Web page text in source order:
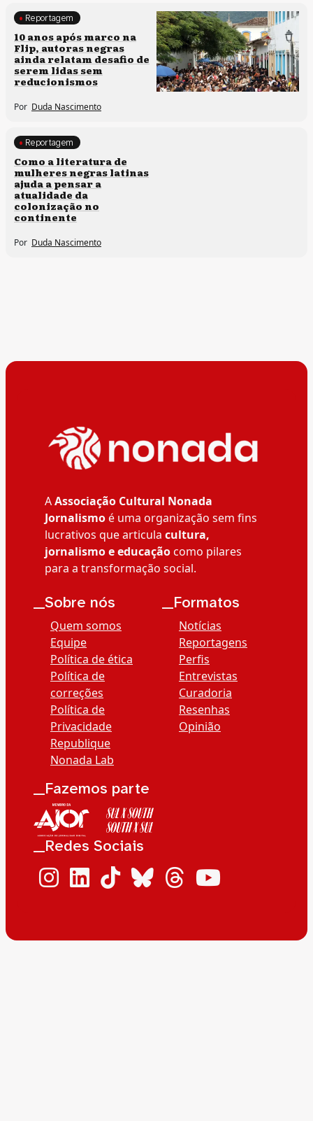
Processos artísticos
Reportagem
10 anos após marco na
Flip, autoras negras
ainda relatam desafio de
serem lidas sem
reducionismos
Por Duda Nascimento
Direitos humanos
Reportagem
Como a literatura de
mulheres negras latinas
ajuda a pensar a
atualidade da
colonização no
continente
Por Duda Nascimento
AAssociação Cultural Nonada
Jornalismoé uma organização sem fins
lucrativos que articula cultura,
jornalismo e educaçãocomo pilares
para a transformação social.
__Sobre nós
Quem somos
Equipe
Política de ética
Política de
correções
Política de
Privacidade
Republique
Nonada Lab
__Formatos
Notícias
Reportagens
Perfis
Entrevistas
Curadoria
Resenhas
Opinião
__Fazemos parte
__Redes Sociais